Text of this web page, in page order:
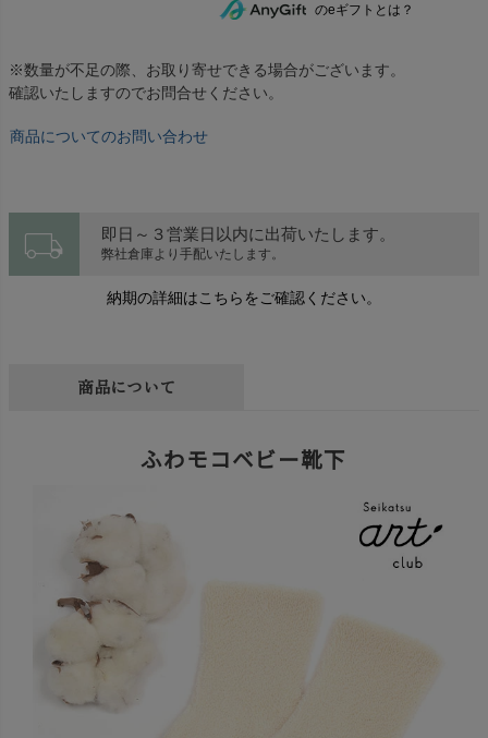
のeギフトとは？
※数量が不足の際、お取り寄せできる場合がございます。
確認いたしますのでお問合せください。
商品についてのお問い合わせ
local_shipping 即日～３営業日以内に出荷いたします。
弊社倉庫より手配いたします。
納期の詳細はこちらをご確認ください。
商品について
ふわモコベビー靴下